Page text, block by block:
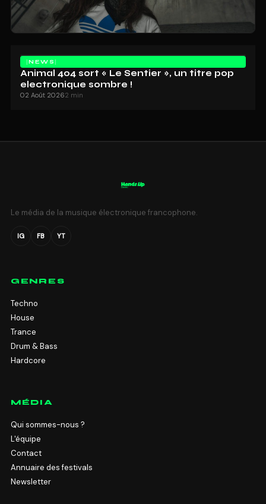
NEWS
Animal 404 sort « Le Sentier », un titre pop
electronique sombre !
02 Août 20262 min
Le média de la musique électronique francophone.
IG FB YT
GENRES
Techno
House
Trance
Drum & Bass
Hardcore
MÉDIA
Qui sommes-nous ?
L'équipe
Contact
Annuaire des festivals
Newsletter